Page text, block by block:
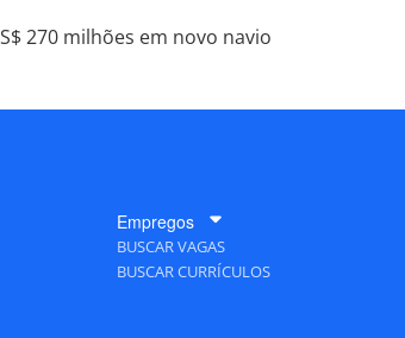
270 milhões em novo navio
Empregos
BUSCAR VAGAS
BUSCAR CURRÍCULOS